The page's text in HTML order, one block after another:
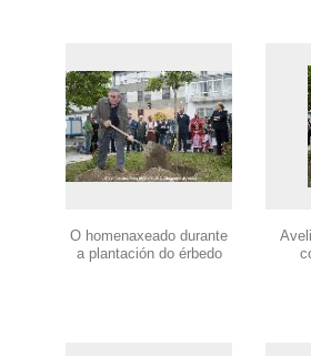
O homenaxeado durante
a plantación do érbedo